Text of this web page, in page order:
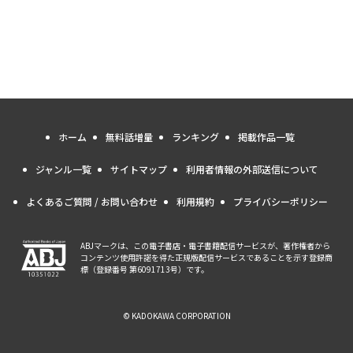
ホーム 無料話増量 ランキング 掲載作品一覧
ジャンル一覧 サイトマップ 利用者情報の外部送信について
よくあるご質問 / お問い合わせ 利用規約 プライバシーポリシー
ABJマークは、この電子書店・電子書籍配信サービスが、著作権者から
コンテンツ使用許諾を得た正規版配信サービスであることを示す登録商
標（登録番号 第6091713号）です。
© KADOKAWA CORPORATION